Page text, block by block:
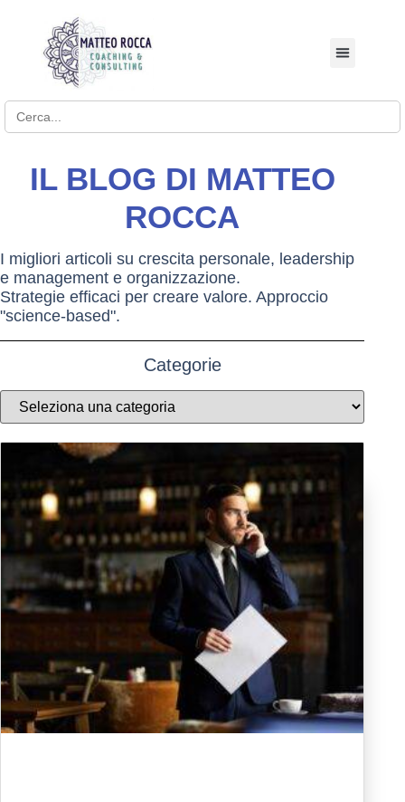
Search for:
IL BLOG DI MATTEO
ROCCA
I migliori articoli su crescita personale, leadership
e management e organizzazione.
Strategie efficaci per creare valore. Approccio
"science-based".
Categorie